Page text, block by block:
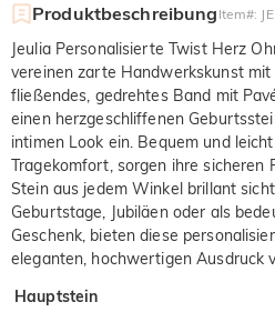
Produktbeschreibung Item#:
Jeulia Personalisierte Twist Herz
vereinen zarte Handwerkskunst
fließendes, gedrehtes Band mit
einen herzgeschliffenen
intimen Look ein. Bequem und
Tragekomfort, sorgen ihre sicheren
Stein aus jedem Winkel brillant
Geburtstage, Jubiläen oder als
Geschenk, bieten diese
eleganten, hochwertigen Ausdruck
Hauptstein